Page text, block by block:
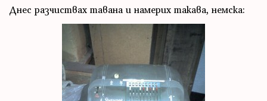
Днес разчиствах тавана и намерих такава, немска: